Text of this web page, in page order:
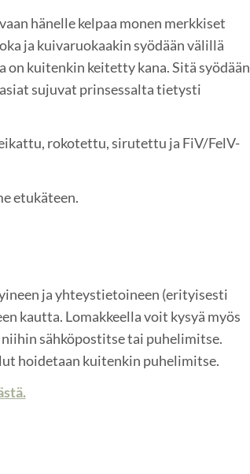
hänelle kelpaa monen merkkiset
ja kuivaruokaakin syödään välillä
on kuitenkin keitetty kana. Sitä syödään
asiat sujuvat prinsessalta tietysti
rokotettu, sirutettu ja FiV/FelV-
etukäteen.
ja yhteystietoineen (erityisesti
kautta. Lomakkeella voit kysyä myös
sähköpostitse tai puhelimitse.
hoidetaan kuitenkin puhelimitse.